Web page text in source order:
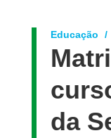
Educação
da